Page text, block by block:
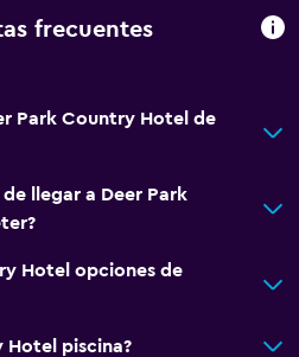
frecuentes
Park Country Hotel de
llegar a Deer Park
Hotel opciones de
Hotel piscina?